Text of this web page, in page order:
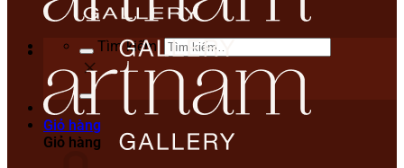
Tìm kiếm:
Giỏ hàng
Giỏ hàng